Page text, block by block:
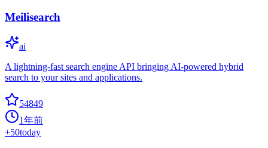
Meilisearch
ai
A lightning-fast search engine API bringing AI-powered hybrid
search to your sites and applications.
54849
1年前
+50today